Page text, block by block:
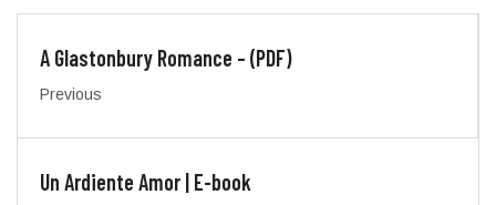
A Glastonbury Romance – (PDF)
Previous
Un Ardiente Amor | E-book